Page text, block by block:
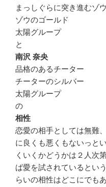
まっしぐらに突き進むゾウ
ゾウのゴールド
太陽グループ
と
南沢 奈央
品格のあるチーター
チーターのシルバー
太陽グループ
の
相性
恋愛の相手としては無難
に良くも悪くもないっと
くいくかどうかは２人次
ば愛を試されているとい
らいの相性はどこにでも